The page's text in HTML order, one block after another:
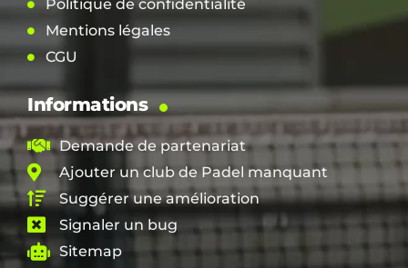
Politique de confidentialité
Mentions légales
CGU
Informations
Demande de partenariat
Ajouter un club de Padel manquant
Suggérer une amélioration
Signaler un bug
Sitemap